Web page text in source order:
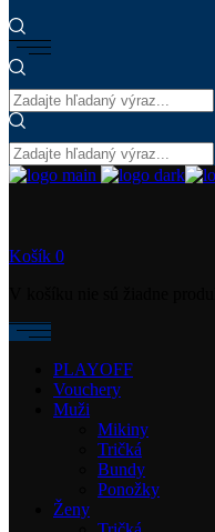
Košík 0
PLAYOFF
Vouchery
Muži
Mikiny
Tričká
Bundy
Ponožky
Ženy